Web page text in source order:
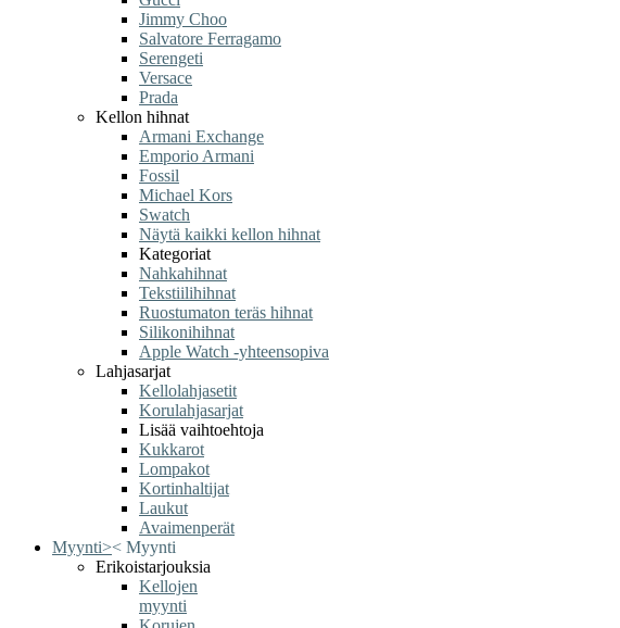
Jimmy Choo
Salvatore Ferragamo
Serengeti
Versace
Prada
Kellon hihnat
Armani Exchange
Emporio Armani
Fossil
Michael Kors
Swatch
Näytä kaikki kellon hihnat
Kategoriat
Nahkahihnat
Tekstiilihihnat
Ruostumaton teräs hihnat
Silikonihihnat
Apple Watch -yhteensopiva
Lahjasarjat
Kellolahjasetit
Korulahjasarjat
Lisää vaihtoehtoja
Kukkarot
Lompakot
Kortinhaltijat
Laukut
Avaimenperät
Myynti>< Myynti
Erikoistarjouksia
Kellojen
myynti